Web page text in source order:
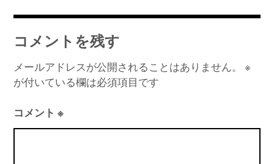
稿
ナ
ビ
ゲ
ー
シ
ョ
コメントを残す
メールアドレスが公開されることはありません。
※
が付いている欄は必須項目です
コメント※